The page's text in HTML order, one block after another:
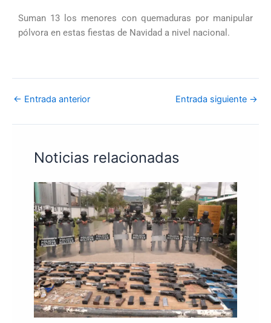
Suman 13 los menores con quemaduras por manipular
pólvora en estas fiestas de Navidad a nivel nacional.
← Entrada anterior Entrada siguiente →
Noticias relacionadas